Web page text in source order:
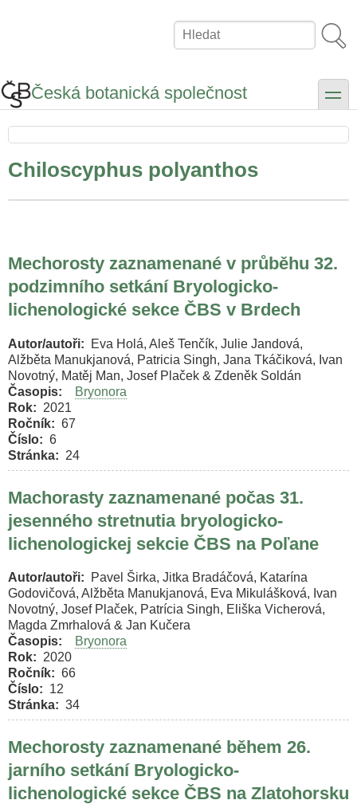
Hledat
Česká botanická společnost toggle
Chiloscyphus polyanthos
Mechorosty zaznamenané v průběhu 32.
podzimního setkání Bryologicko-
lichenologické sekce ČBS v Brdech
Autor/autoři
Eva Holá, Aleš Tenčík, Julie Jandová,
Alžběta Manukjanová, Patricia Singh, Jana Tkáčiková, Ivan
Novotný, Matěj Man, Josef Plaček & Zdeněk Soldán
Časopis
Bryonora
Rok
2021
Ročník
67
Číslo
6
Stránka
24
Machorasty zaznamenané počas 31.
jesenného stretnutia bryologicko-
lichenologickej sekcie ČBS na Poľane
Autor/autoři
Pavel Širka, Jitka Bradáčová, Katarína
Godovičová, Alžběta Manukjanová, Eva Mikulášková, Ivan
Novotný, Josef Plaček, Patrícia Singh, Eliška Vicherová,
Magda Zmrhalová & Jan Kučera
Časopis
Bryonora
Rok
2020
Ročník
66
Číslo
12
Stránka
34
Mechorosty zaznamenané během 26.
jarního setkání Bryologicko-
lichenologické sekce ČBS na Zlatohorsku